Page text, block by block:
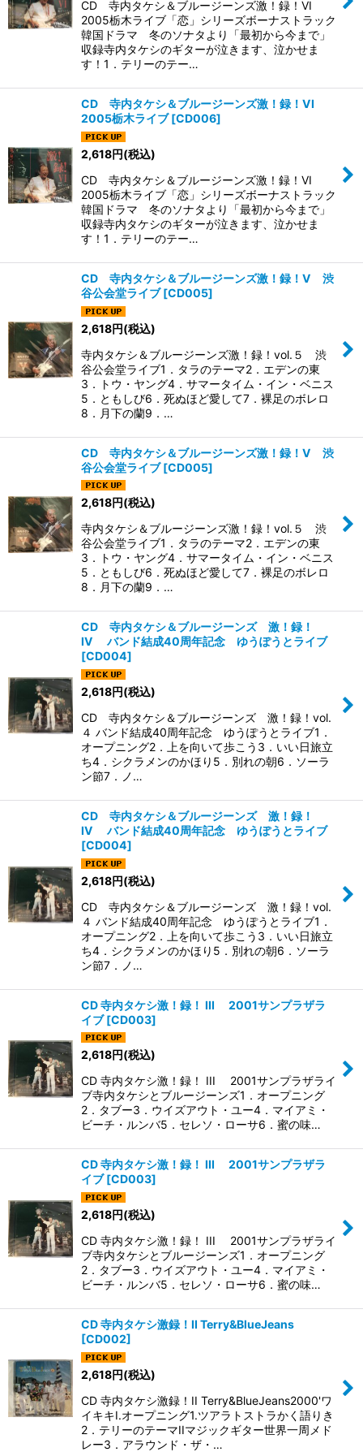
CD 寺内タケシ＆ブルージーンズ激！録！VI
2005栃木ライブ「恋」シリーズボーナストラック
韓国ドラマ 冬のソナタより「最初から今まで」
収録寺内タケシのギターが泣きます、泣かせま
す！1．テリーのテー…
CD 寺内タケシ＆ブルージーンズ激！録！VI
2005栃木ライブ [CD006]
2,618円(税込)
CD 寺内タケシ＆ブルージーンズ激！録！VI
2005栃木ライブ「恋」シリーズボーナストラック
韓国ドラマ 冬のソナタより「最初から今まで」
収録寺内タケシのギターが泣きます、泣かせま
す！1．テリーのテー…
CD 寺内タケシ＆ブルージーンズ激！録！V 渋
谷公会堂ライブ [CD005]
2,618円(税込)
寺内タケシ＆ブルージーンズ激！録！vol.５ 渋
谷公会堂ライブ1．タラのテーマ2．エデンの東
3．トウ・ヤング4．サマータイム・イン・ベニス
5．ともしび6．死ぬほど愛して7．裸足のボレロ
8．月下の蘭9．…
CD 寺内タケシ＆ブルージーンズ激！録！V 渋
谷公会堂ライブ [CD005]
2,618円(税込)
寺内タケシ＆ブルージーンズ激！録！vol.５ 渋
谷公会堂ライブ1．タラのテーマ2．エデンの東
3．トウ・ヤング4．サマータイム・イン・ベニス
5．ともしび6．死ぬほど愛して7．裸足のボレロ
8．月下の蘭9．…
CD 寺内タケシ＆ブルージーンズ 激！録！
IV バンド結成40周年記念 ゆうぽうとライブ
[CD004]
2,618円(税込)
CD 寺内タケシ＆ブルージーンズ 激！録！vol.
４ バンド結成40周年記念 ゆうぽうとライブ1．
オープニング2．上を向いて歩こう3．いい日旅立
ち4．シクラメンのかほり5．別れの朝6．ソーラ
ン節7．ノ…
CD 寺内タケシ＆ブルージーンズ 激！録！
IV バンド結成40周年記念 ゆうぽうとライブ
[CD004]
2,618円(税込)
CD 寺内タケシ＆ブルージーンズ 激！録！vol.
４ バンド結成40周年記念 ゆうぽうとライブ1．
オープニング2．上を向いて歩こう3．いい日旅立
ち4．シクラメンのかほり5．別れの朝6．ソーラ
ン節7．ノ…
CD 寺内タケシ激！録！ III 2001サンプラザラ
イブ [CD003]
2,618円(税込)
CD 寺内タケシ激！録！ III 2001サンプラザライ
ブ寺内タケシとブルージーンズ1．オープニング
2．タブー3．ウイズアウト・ユー4．マイアミ・
ビーチ・ルンバ5．セレソ・ローサ6．蜜の味…
CD 寺内タケシ激！録！ III 2001サンプラザラ
イブ [CD003]
2,618円(税込)
CD 寺内タケシ激！録！ III 2001サンプラザライ
ブ寺内タケシとブルージーンズ1．オープニング
2．タブー3．ウイズアウト・ユー4．マイアミ・
ビーチ・ルンバ5．セレソ・ローサ6．蜜の味…
CD 寺内タケシ激録！II Terry&BlueJeans
[CD002]
2,618円(税込)
CD 寺内タケシ激録！II Terry&BlueJeans2000'ワ
イキキI.オープニング1.ツアラトストラかく語りき
2．テリーのテーマIIマジックギター世界一周メド
レー3．アラウンド・ザ・…